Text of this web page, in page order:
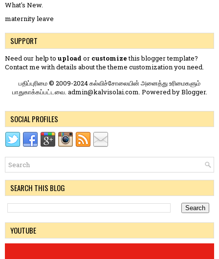
What's New.
maternity leave
SUPPORT
Need our help to upload or customizethis blogger template?
Contact me with details about the theme customization you need.
பதிப்புரிமை © 2009-2024 கல்விச்சோலையின் அனைத்து உரிமைகளும்
பாதுகாக்கப்பட்டவை. admin@kalvisolai.com. Powered byBlogger.
SOCIAL PROFILES
SEARCH THIS BLOG
YOUTUBE